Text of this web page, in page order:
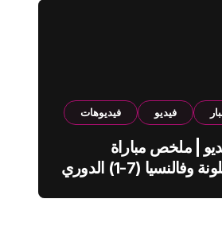
فيديو فيديوهات
| ملخص مباراة
برشلونة وفالنسيا (7-1) الدوري